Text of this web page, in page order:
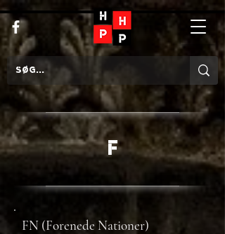
F
FN (Forenede Nationer)